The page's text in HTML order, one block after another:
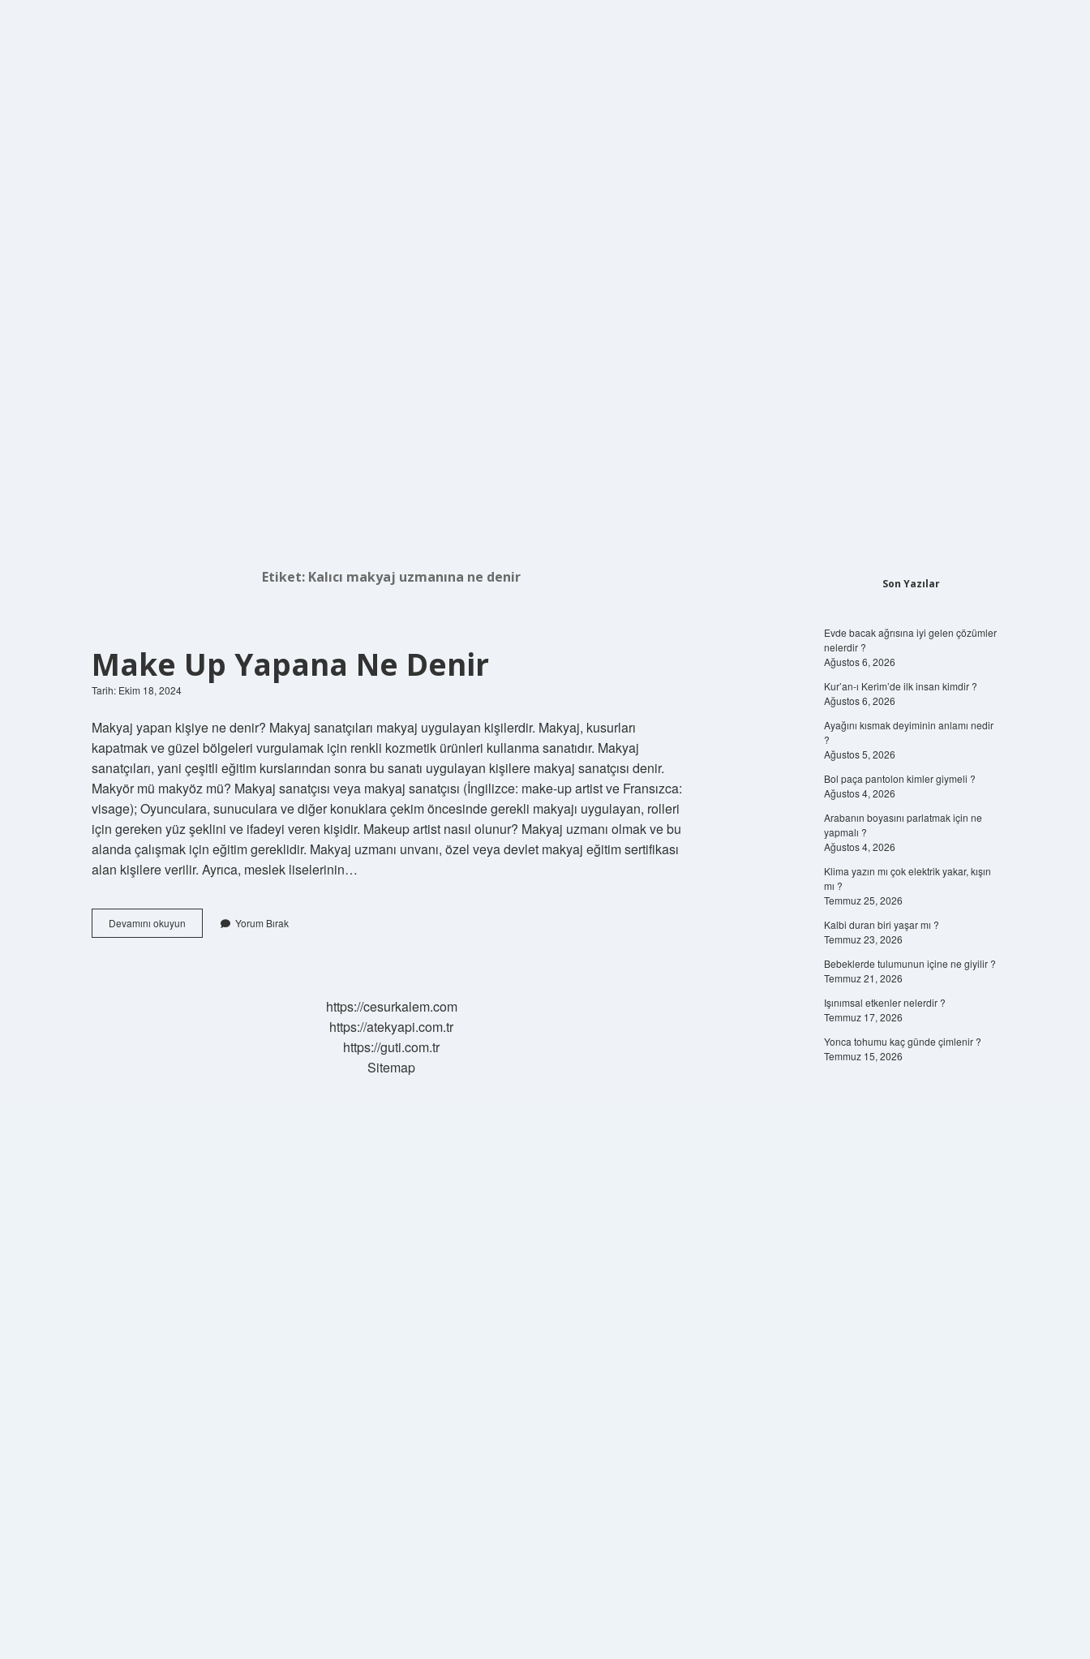
Etiket: Kalıcı makyaj uzmanına ne denir
Make Up Yapana Ne Denir
Tarih: Ekim 18, 2024
Makyaj yapan kişiye ne denir? Makyaj sanatçıları makyaj uygulayan kişilerdir. Makyaj, kusurları
kapatmak ve güzel bölgeleri vurgulamak için renkli kozmetik ürünleri kullanma sanatıdır. Makyaj
sanatçıları, yani çeşitli eğitim kurslarından sonra bu sanatı uygulayan kişilere makyaj sanatçısı denir.
Makyör mü makyöz mü? Makyaj sanatçısı veya makyaj sanatçısı (İngilizce: make-up artist ve Fransızca:
visage); Oyunculara, sunuculara ve diğer konuklara çekim öncesinde gerekli makyajı uygulayan, rolleri
için gereken yüz şeklini ve ifadeyi veren kişidir. Makeup artist nasıl olunur? Makyaj uzmanı olmak ve bu
alanda çalışmak için eğitim gereklidir. Makyaj uzmanı unvanı, özel veya devlet makyaj eğitim sertifikası
alan kişilere verilir. Ayrıca, meslek liselerinin…
Devamını okuyun
Up
Yorum Bırak
https://cesurkalem.com
https://atekyapi.com.tr
https://guti.com.tr
Sitemap
Son Yazılar
Evde bacak ağrısına iyi gelen çözümler
nelerdir ?
Ağustos 6, 2026
Kur’an-ı Kerim’de ilk insan kimdir ?
Ağustos 6, 2026
Ayağını kısmak deyiminin anlamı nedir
?
Ağustos 5, 2026
Bol paça pantolon kimler giymeli ?
Ağustos 4, 2026
Arabanın boyasını parlatmak için ne
yapmalı ?
Ağustos 4, 2026
Klima yazın mı çok elektrik yakar, kışın
mı ?
Temmuz 25, 2026
Kalbi duran biri yaşar mı ?
Temmuz 23, 2026
Bebeklerde tulumunun içine ne giyilir ?
Temmuz 21, 2026
Işınımsal etkenler nelerdir ?
Temmuz 17, 2026
Yonca tohumu kaç günde çimlenir ?
Temmuz 15, 2026